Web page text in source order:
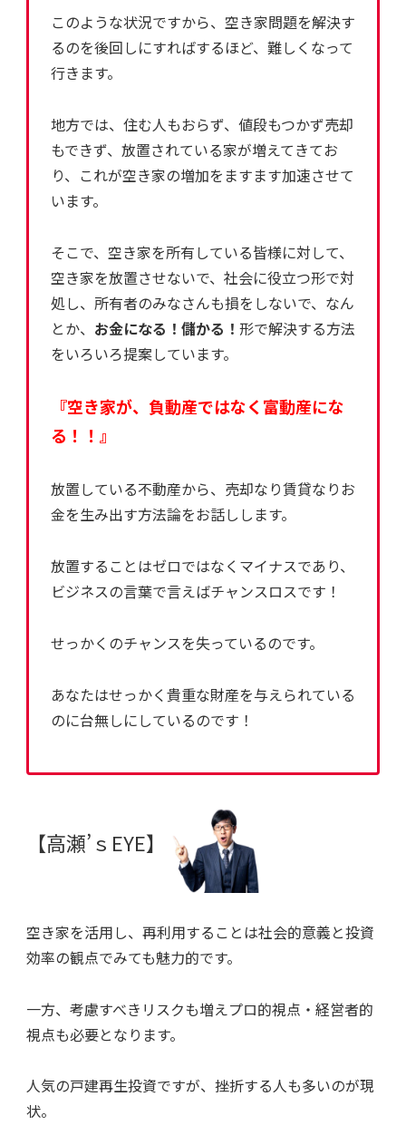
このような状況ですから、空き家問題を解決す
るのを後回しにすればするほど、難しくなって
行きます。
地方では、住む人もおらず、値段もつかず売却
もできず、放置されている家が増えてきてお
り、これが空き家の増加をますます加速させて
います。
そこで、空き家を所有している皆様に対して、
空き家を放置させないで、社会に役立つ形で対
処し、所有者のみなさんも損をしないで、なん
とか、 お金になる！儲かる！ 形で解決する方法
をいろいろ提案しています。
『空き家が、負動産ではなく富動産にな
る！！』
放置している不動産から、売却なり賃貸なりお
金を生み出す方法論をお話しします。
放置することはゼロではなくマイナスであり、
ビジネスの言葉で言えばチャンスロスです！
せっかくのチャンスを失っているのです。
あなたはせっかく貴重な財産を与えられている
のに台無しにしているのです！
【高瀬’ｓEYE】
空き家を活用し、再利用することは社会的意義と投資
効率の観点でみても魅力的です。
一方、考慮すべきリスクも増えプロ的視点・経営者的
視点も必要となります。
人気の戸建再生投資ですが、挫折する人も多いのが現
状。